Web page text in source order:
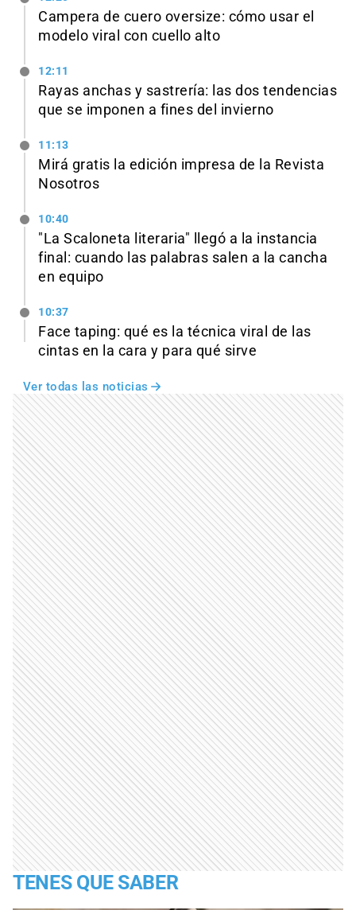
Campera de cuero oversize: cómo usar el
modelo viral con cuello alto
12:11
Rayas anchas y sastrería: las dos tendencias
que se imponen a fines del invierno
11:13
Mirá gratis la edición impresa de la Revista
Nosotros
10:40
"La Scaloneta literaria" llegó a la instancia
final: cuando las palabras salen a la cancha
en equipo
10:37
Face taping: qué es la técnica viral de las
cintas en la cara y para qué sirve
Ver todas las noticias
TENES QUE SABER